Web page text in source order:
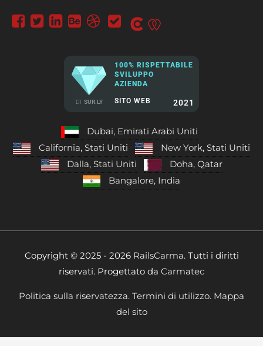
DI SUR.LY
100% RISPETTABILE
SVILUPPO
AZIENDA
SITO WEB 2021
Dubai, Emirati Arabi Uniti
California, Stati Uniti
New York, Stati Uniti
Dalla, Stati Uniti
Doha, Qatar
Bangalore, India
Copyright © 2025 - 2026 RailsCarma.Tutti i diritti
riservati. Progettato da Carmatec
Politica sulla riservatezza. Termini di utilizzo. Mappa
del sito